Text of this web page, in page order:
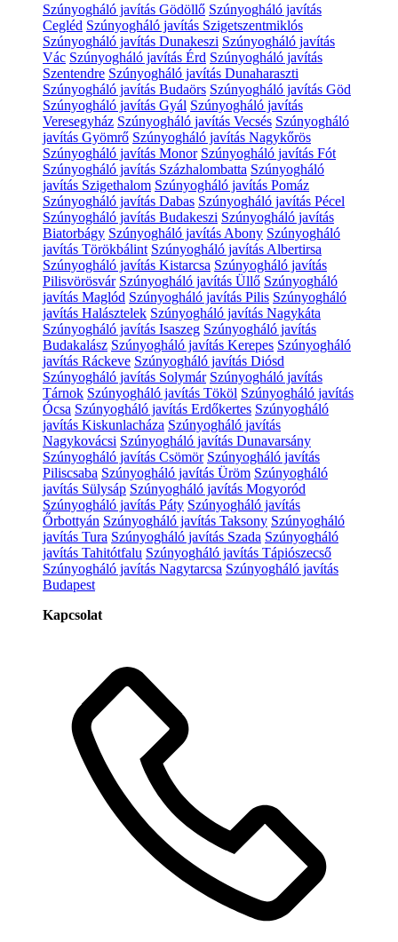
Szúnyogháló javítás Gödöllő Szúnyogháló javítás
Cegléd Szúnyogháló javítás Szigetszentmiklós
Szúnyogháló javítás Dunakeszi Szúnyogháló javítás
Vác Szúnyogháló javítás Érd Szúnyogháló javítás
Szentendre Szúnyogháló javítás Dunaharaszti
Szúnyogháló javítás Budaörs Szúnyogháló javítás Göd
Szúnyogháló javítás Gyál Szúnyogháló javítás
Veresegyház Szúnyogháló javítás Vecsés Szúnyogháló
javítás Gyömrő Szúnyogháló javítás Nagykőrös
Szúnyogháló javítás Monor Szúnyogháló javítás Fót
Szúnyogháló javítás Százhalombatta Szúnyogháló
javítás Szigethalom Szúnyogháló javítás Pomáz
Szúnyogháló javítás Dabas Szúnyogháló javítás Pécel
Szúnyogháló javítás Budakeszi Szúnyogháló javítás
Biatorbágy Szúnyogháló javítás Abony Szúnyogháló
javítás Törökbálint Szúnyogháló javítás Albertirsa
Szúnyogháló javítás Kistarcsa Szúnyogháló javítás
Pilisvörösvár Szúnyogháló javítás Üllő Szúnyogháló
javítás Maglód Szúnyogháló javítás Pilis Szúnyogháló
javítás Halásztelek Szúnyogháló javítás Nagykáta
Szúnyogháló javítás Isaszeg Szúnyogháló javítás
Budakalász Szúnyogháló javítás Kerepes Szúnyogháló
javítás Ráckeve Szúnyogháló javítás Diósd
Szúnyogháló javítás Solymár Szúnyogháló javítás
Tárnok Szúnyogháló javítás Tököl Szúnyogháló javítás
Ócsa Szúnyogháló javítás Erdőkertes Szúnyogháló
javítás Kiskunlacháza Szúnyogháló javítás
Nagykovácsi Szúnyogháló javítás Dunavarsány
Szúnyogháló javítás Csömör Szúnyogháló javítás
Piliscsaba Szúnyogháló javítás Üröm Szúnyogháló
javítás Sülysáp Szúnyogháló javítás Mogyoród
Szúnyogháló javítás Páty Szúnyogháló javítás
Őrbottyán Szúnyogháló javítás Taksony Szúnyogháló
javítás Tura Szúnyogháló javítás Szada Szúnyogháló
javítás Tahitótfalu Szúnyogháló javítás Tápiószecső
Szúnyogháló javítás Nagytarcsa Szúnyogháló javítás
Budapest
Kapcsolat